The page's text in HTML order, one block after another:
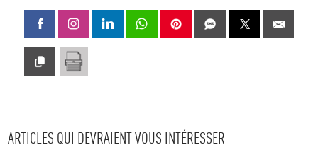
ARTICLES QUI DEVRAIENT VOUS INTÉRESSER